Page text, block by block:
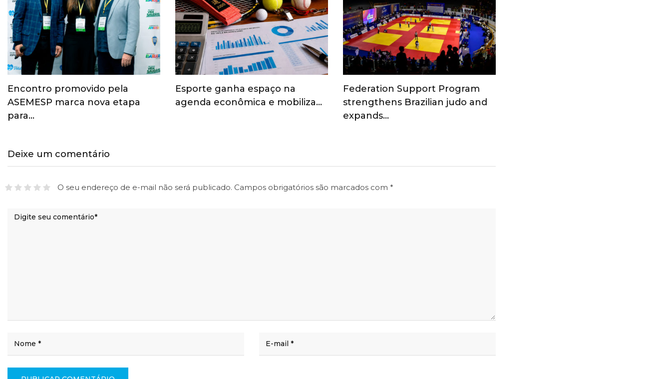
Encontro promovido pela
ASEMESP marca nova etapa
para…
Esporte ganha espaço na
agenda econômica e mobiliza…
Federation Support Program
strengthens Brazilian judo and
expands…
Deixe um comentário
O seu endereço de e-mail não será publicado. Campos obrigatórios são marcados com *